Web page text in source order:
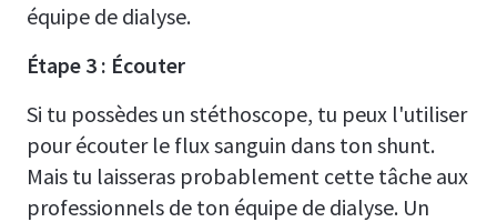
équipe de dialyse.
Étape 3 : Écouter
Si tu possèdes un stéthoscope, tu peux l'utiliser
pour écouter le flux sanguin dans ton shunt.
Mais tu laisseras probablement cette tâche aux
professionnels de ton équipe de dialyse. Un